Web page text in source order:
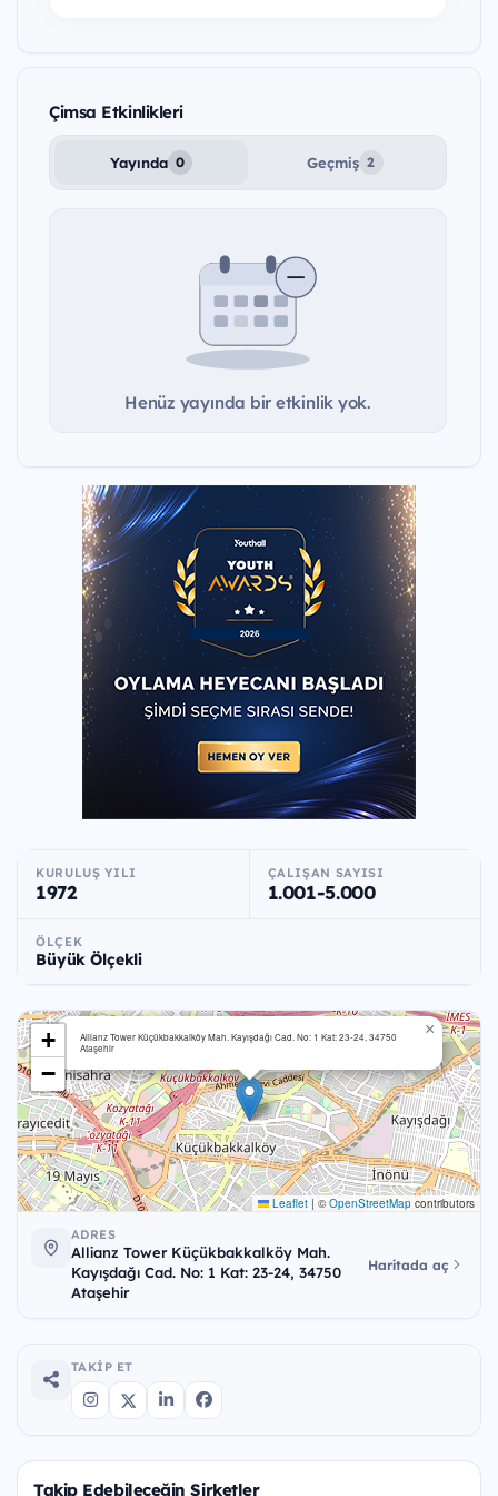
Çimsa Etkinlikleri
Yayında 0 Geçmiş 2
Henüz yayında bir etkinlik yok.
KURULUŞ YILI
1972
ÇALIŞAN SAYISI
1.001-5.000
ÖLÇEK
Büyük Ölçekli
Allianz Tower Küçükbakkalköy Mah. Kayışdağı Cad. No: 1 Kat: 23-24, 34750
Ataşehir
×
+
−
Leaflet | © OpenStreetMap contributors
ADRES
Allianz Tower Küçükbakkalköy Mah.
Kayışdağı Cad. No: 1 Kat: 23-24, 34750
Ataşehir
Haritada aç
TAKIP ET
Takip Edebileceğin Şirketler